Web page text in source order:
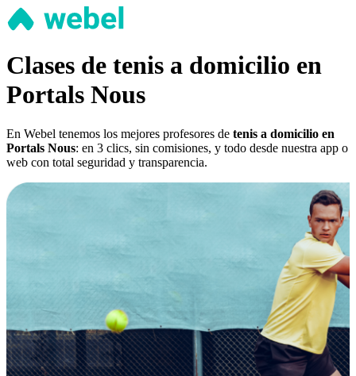
Clases de tenis a domicilio en
Portals Nous
En Webel tenemos los mejores profesores de tenis a domicilio en
Portals Nous: en 3 clics, sin comisiones, y todo desde nuestra app o
web con total seguridad y transparencia.